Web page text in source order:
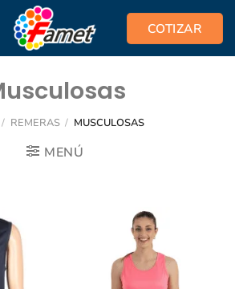
COTIZAR
/ REMERAS / MUSCULOSAS
MENÚ